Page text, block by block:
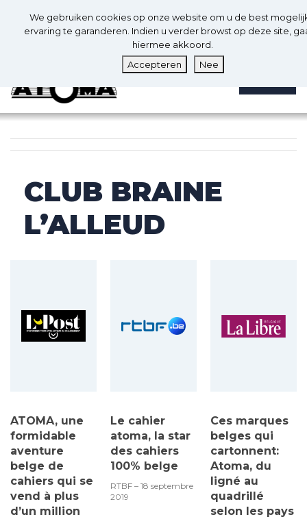
Nl
0 0
CLUB BRAINE
L’ALLEUD
ATOMA, une
formidable
aventure
belge de
cahiers qui se
vend à plus
d’un million
Le cahier
atoma, la star
des cahiers
100% belge
RTBF – 18 septembre
2019
Ces marques
belges qui
cartonnent:
Atoma, du
ligné au
quadrillé
selon les pays
We gebruiken cookies op onze website om u de best
ervaring te garanderen. Indien u verder browst op deze site,
hiermee akkoord.
Accepteren
Nee